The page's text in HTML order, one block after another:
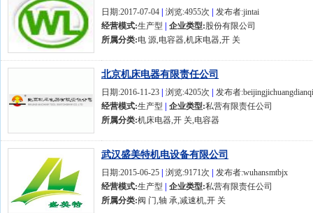
日期:2017-07-04 浏览:4955次
发布者:jintai
经营模式:生产型 企业类型:股份有限公司
所属分类:电 源,电容器,机床电器,开 关
北京机床电器有限责任公司
日期:2016-11-23 浏览:4205次
发布者:beijingjichuangdianqi
经营模式:生产型 企业类型:私营有限责任公司
所属分类:机床电器,开 关,电容器
武汉盛美特机电设备有限公司
日期:2015-06-25 浏览:9171次
发布者:wuhansmtbjx
经营模式:生产型 企业类型:私营有限责任公司
所属分类:阀 门,轴 承,减速机,开 关